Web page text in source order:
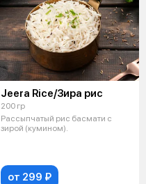
Jeera Rice/Зира рис
200 гр
Рассыпчатый рис басмати с
зирой (кумином).
от 299 ₽